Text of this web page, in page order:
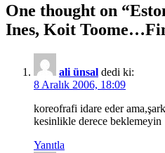
One thought on “
Ines, Koit
ali ünsal dedi ki:
8 Aralık 2006, 18:09
koreofrafi idare eder
kesinlikle derece beklemeyin
Yanıtla